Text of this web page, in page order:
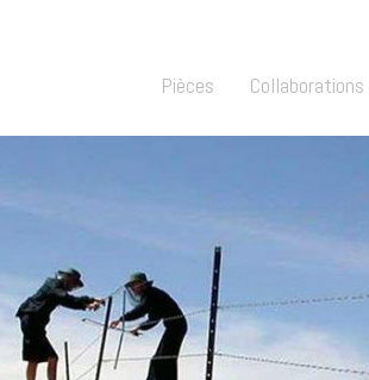
Pièces Collaborations